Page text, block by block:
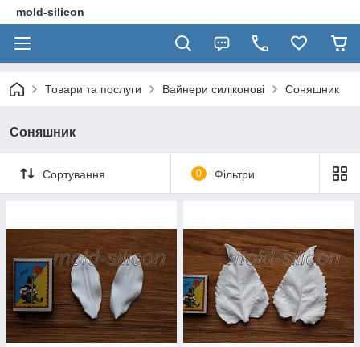
mold-silicon
Товари та послуги Вайнери силіконові Соняшник
Соняшник
Сортування 0 Фільтри